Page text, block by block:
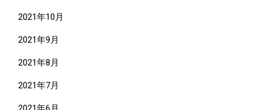
2021年10月
2021年9月
2021年8月
2021年7月